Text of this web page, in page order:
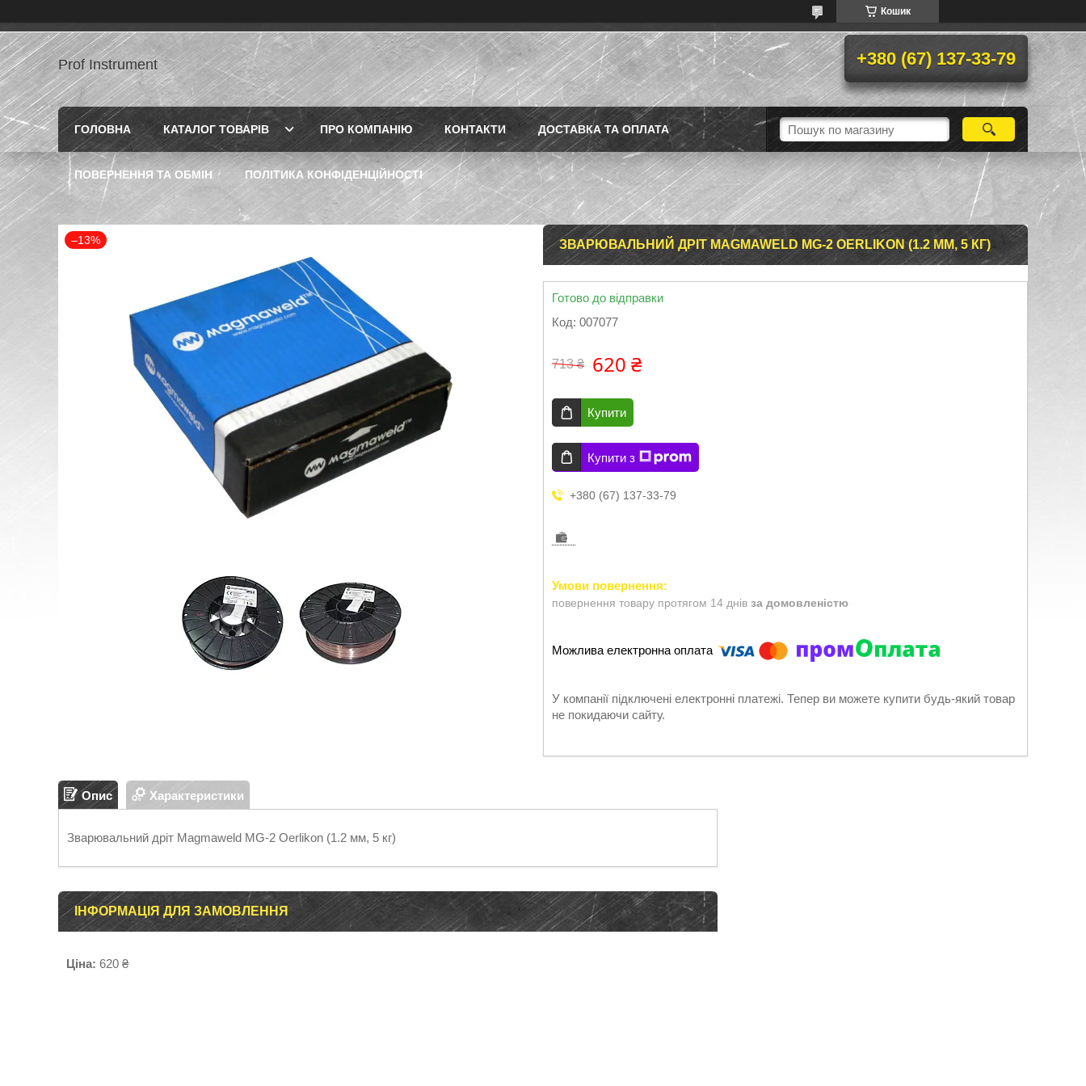
Кошик
Prof Instrument +380 (67) 137-33-79
ГОЛОВНА КАТАЛОГ ТОВАРІВ ПРО КОМПАНІЮ КОНТАКТИ ДОСТАВКА ТА ОПЛАТА
ПОВЕРНЕННЯ ТА ОБМІН ПОЛІТИКА КОНФІДЕНЦІЙНОСТІ
–13% ЗВАРЮВАЛЬНИЙ ДРІТ MAGMAWELD MG-2 OERLIKON (1.2 ММ, 5 КГ)
Готово до відправки
Код: 007077
713 ₴ 620 ₴
Купити
Купити з
+380 (67) 137-33-79
повернення товару протягом 14 днів за домовленістю
У компанії підключені електронні платежі. Тепер ви можете купити будь-який товар
не покидаючи сайту.
Опис Характеристики
Зварювальний дріт Magmaweld MG-2 Oerlikon (1.2 мм, 5 кг)
ІНФОРМАЦІЯ ДЛЯ ЗАМОВЛЕННЯ
Ціна: 620 ₴